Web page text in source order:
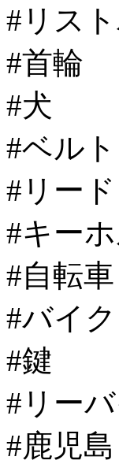
#リス
#首輪
#犬
#ベルト
#リード
#キー
#自転車
#バイク
#鍵
#リー
#鹿児島